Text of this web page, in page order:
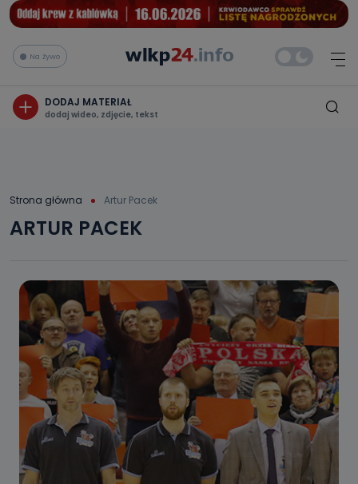
Na żywo
DODAJ MATERIAŁ
dodaj wideo, zdjęcie, tekst
Strona główna Artur Pacek
ARTUR PACEK